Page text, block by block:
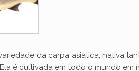
da carpa asiática, nativa
é cultivada em todo o mundo em